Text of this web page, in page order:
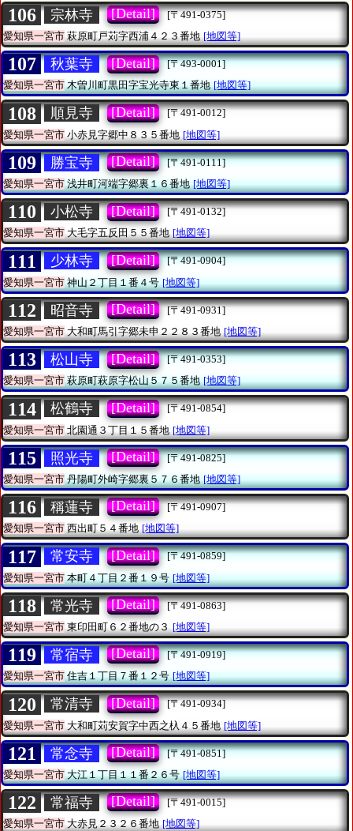
106 宗林寺 [Detail]
[〒491-0375]
愛知県一宮市萩原町戸苅字西浦４２３番地 [地図等]
107 秋葉寺 [Detail]
[〒493-0001]
愛知県一宮市木曽川町黒田字宝光寺東１番地 [地図等]
108 順見寺 [Detail]
[〒491-0012]
愛知県一宮市 小赤見字郷中８３５番地 [地図等]
109 勝宝寺 [Detail]
[〒491-0111]
愛知県一宮市浅井町河端字郷裏１６番地 [地図等]
110 小松寺 [Detail]
[〒491-0132]
愛知県一宮市大毛字五反田５５番地 [地図等]
111 少林寺 [Detail]
[〒491-0904]
愛知県一宮市神山２丁目１番４号 [地図等]
112 昭音寺 [Detail]
[〒491-0931]
愛知県一宮市大和町馬引字郷未申２２８３番地 [地図等]
113 松山寺 [Detail]
[〒491-0353]
愛知県一宮市萩原町萩原字松山５７５番地 [地図等]
114 松鶴寺 [Detail]
[〒491-0854]
愛知県一宮市 北園通３丁目１５番地 [地図等]
115 照光寺 [Detail]
[〒491-0825]
愛知県一宮市丹陽町外崎字郷裏５７６番地 [地図等]
116 稱蓮寺 [Detail]
[〒491-0907]
愛知県一宮市西出町５４番地 [地図等]
117 常安寺 [Detail]
[〒491-0859]
愛知県一宮市本町４丁目２番１９号 [地図等]
118 常光寺 [Detail]
[〒491-0863]
愛知県一宮市東印田町６２番地の３ [地図等]
119 常宿寺 [Detail]
[〒491-0919]
愛知県一宮市住吉１丁目７番１２号 [地図等]
120 常清寺 [Detail]
[〒491-0934]
愛知県一宮市 大和町苅安賀字中西之杁４５番地 [地図等]
121 常念寺 [Detail]
[〒491-0851]
愛知県一宮市大江１丁目１１番２６号 [地図等]
122 常福寺 [Detail]
[〒491-0015]
愛知県一宮市大赤見２３２６番地 [地図等]